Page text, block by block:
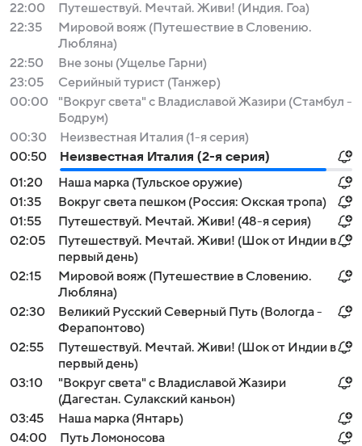
22:00
Путешествуй. Мечтай. Живи! (Индия. Гоа)
22:35
Мировой вояж (Путешествие в Словению.
Любляна)
22:50
Вне зоны (Ущелье Гарни)
23:05
Серийный турист (Танжер)
00:00
"Вокруг света" с Владиславой Жазири (Стамбул -
Бодрум)
00:30
Неизвестная Италия (1-я серия)
00:50
Неизвестная Италия (2-я серия)
01:20
Наша марка (Тульское оружие)
01:35
Вокруг света пешком (Россия: Окская тропа)
01:55
Путешествуй. Мечтай. Живи! (48-я серия)
02:05
Путешествуй. Мечтай. Живи! (Шок от Индии в
первый день)
02:15
Мировой вояж (Путешествие в Словению.
Любляна)
02:30
Великий Русский Северный Путь (Вологда -
Ферапонтово)
02:55
Путешествуй. Мечтай. Живи! (Шок от Индии в
первый день)
03:10
"Вокруг света" с Владиславой Жазири
(Дагестан. Сулакский каньон)
03:45
Наша марка (Янтарь)
04:00
Путь Ломоносова